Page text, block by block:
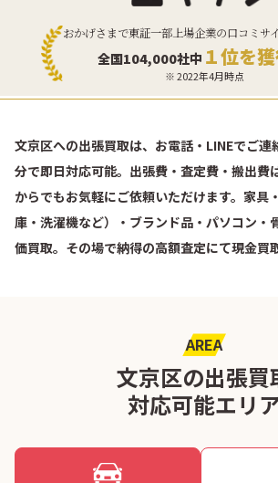
おかげさまで東証一部上場企業の口コミサ
全国104,000社中 １位を獲
※ 2022年4月時点
文京区への出張買取は、お電話・LINEでご連
分で即日対応可能。出張費・査定費・搬出費
からでもお気軽にご依頼いただけます。家具
庫・洗濯機など）・ブランド品・パソコン・
価買取。その場で納得の高額査定にて現金買
AREA
文京区の出張買
対応可能エリ